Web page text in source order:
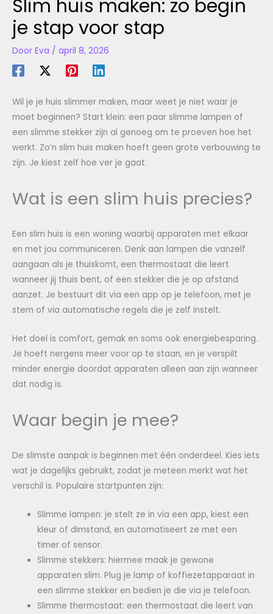
Slim huis maken: zo begin
je stap voor stap
Door Eva / april 8, 2026
Wil je je huis slimmer maken, maar weet je niet waar je
moet beginnen? Start klein: een paar slimme lampen of
een slimme stekker zijn al genoeg om te proeven hoe het
werkt. Zo’n slim huis maken hoeft geen grote verbouwing te
zijn. Je kiest zelf hoe ver je gaat.
Wat is een slim huis precies?
Een slim huis is een woning waarbij apparaten met elkaar
en met jou communiceren. Denk aan lampen die vanzelf
aangaan als je thuiskomt, een thermostaat die leert
wanneer jij thuis bent, of een stekker die je op afstand
aanzet. Je bestuurt dit via een app op je telefoon, met je
stem of via automatische regels die je zelf instelt.
Het doel is comfort, gemak en soms ook energiebesparing.
Je hoeft nergens meer voor op te staan, en je verspilt
minder energie doordat apparaten alleen aan zijn wanneer
dat nodig is.
Waar begin je mee?
De slimste aanpak is beginnen met één onderdeel. Kies iets
wat je dagelijks gebruikt, zodat je meteen merkt wat het
verschil is. Populaire startpunten zijn:
Slimme lampen: je stelt ze in via een app, kiest een
kleur of dimstand, en automatiseert ze met een
timer of sensor.
Slimme stekkers: hiermee maak je gewone
apparaten slim. Plug je lamp of koffiezetapparaat in
een slimme stekker en bedien je die via je telefoon.
Slimme thermostaat: een thermostaat die leert van